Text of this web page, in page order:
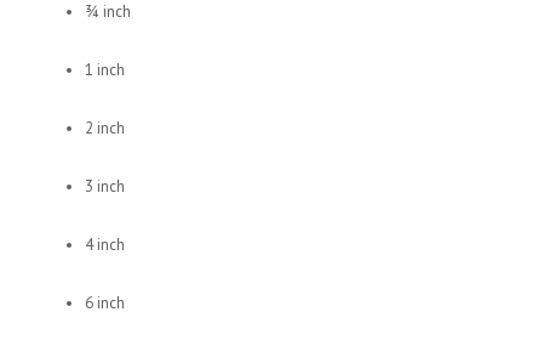
¾ inch
1 inch
2 inch
3 inch
4 inch
6 inch